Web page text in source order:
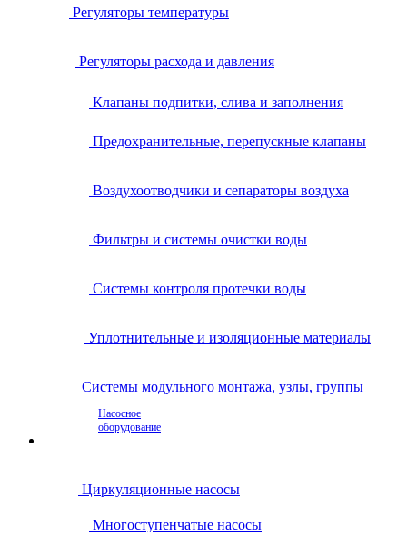
Регуляторы температуры
Регуляторы расхода и давления
Клапаны подпитки, слива и заполнения
Предохранительные, перепускные клапаны
Воздухоотводчики и сепараторы воздуха
Фильтры и системы очистки воды
Системы контроля протечки воды
Уплотнительные и изоляционные материалы
Системы модульного монтажа, узлы, группы
Насосное
оборудование
Циркуляционные насосы
Многоступенчатые насосы